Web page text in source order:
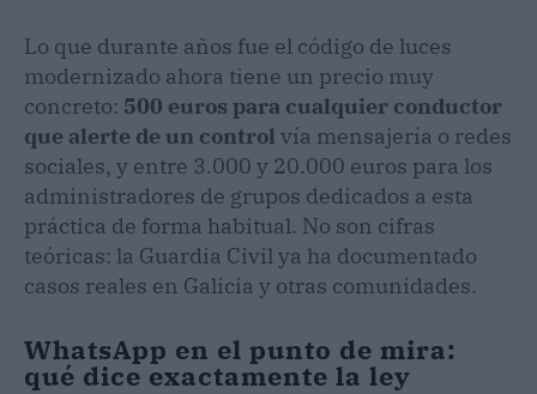
Lo que durante años fue el código de luces
modernizado ahora tiene un precio muy
concreto: 500 euros para cualquier conductor
que alerte de un control vía mensajería o redes
sociales, y entre 3.000 y 20.000 euros para los
administradores de grupos dedicados a esta
práctica de forma habitual. No son cifras
teóricas: la Guardia Civil ya ha documentado
casos reales en Galicia y otras comunidades.
WhatsApp en el punto de mira:
qué dice exactamente la ley